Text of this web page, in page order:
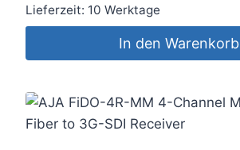
Lieferzeit: 10 Werktage
In den Warenkorb